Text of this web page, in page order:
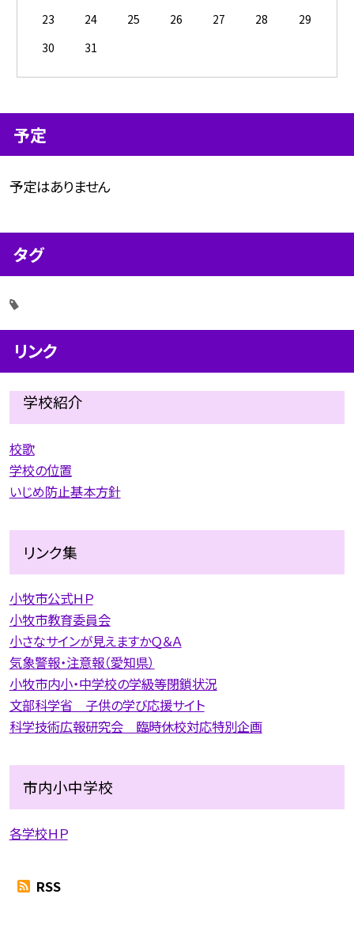
23
24 25 26 27 28
29
30
31
予定
予定はありません
タグ
リンク
学校紹介
校歌
学校の位置
いじめ防止基本方針
リンク集
小牧市公式ＨＰ
小牧市教育委員会
小さなサインが見えますかＱ＆Ａ
気象警報・注意報（愛知県）
小牧市内小・中学校の学級等閉鎖状況
文部科学省 子供の学び応援サイト
科学技術広報研究会 臨時休校対応特別企画
市内小中学校
各学校ＨＰ
RSS